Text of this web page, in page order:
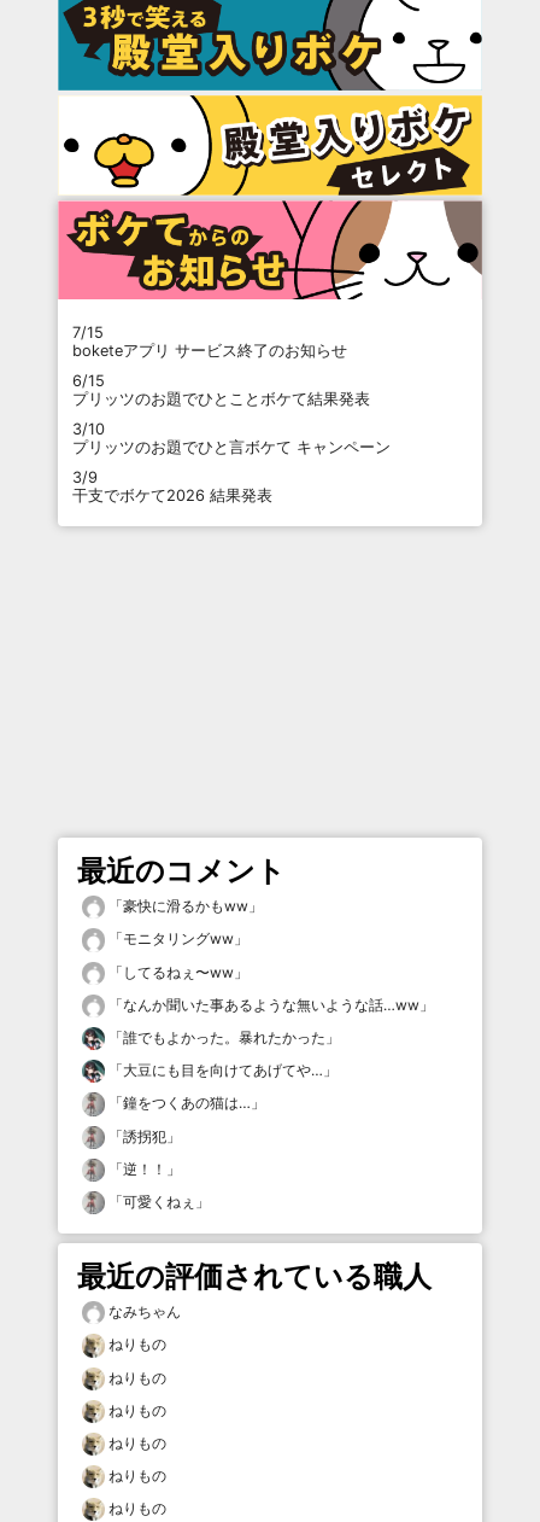
7/15
boketeアプリ サービス終了のお知らせ
6/15
プリッツのお題でひとことボケて結果発表
3/10
プリッツのお題でひと言ボケて キャンペーン
3/9
干支でボケて2026 結果発表
最近のコメント
「豪快に滑るかもww 」
「モニタリングww 」
「 してるねぇ〜ww 」
「なんか聞いた事あるような無いような話…ww 」
「誰でもよかった。暴れたかった 」
「大豆にも目を向けてあげてや… 」
「鐘をつくあの猫は… 」
「誘拐犯 」
「逆！！ 」
「可愛くねぇ 」
最近の評価されている職人
なみちゃん
ねりもの
ねりもの
ねりもの
ねりもの
ねりもの
ねりもの